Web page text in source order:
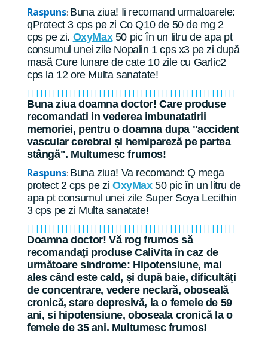
Raspuns: Buna ziua! Ii recomand urmatoarele:
qProtect 3 cps pe zi Co Q10 de 50 de mg 2
cps pe zi. OxyMax50 pic în un litru de apa pt
consumul unei zile Nopalin 1 cps x3 pe zi după
masă Cure lunare de cate 10 zile cu Garlic2
cps la 12 ore Multa sanatate!
||||||||||||||||||||||||||||||||||||||||||||||||||
Buna ziua doamna doctor! Care produse
recomandati in vederea imbunatatirii
memoriei, pentru o doamna dupa "accident
vascular cerebral și hemipareză pe partea
stângă". Multumesc frumos!
Raspuns: Buna ziua! Va recomand: Q mega
protect 2 cps pe zi OxyMax50 pic în un litru de
apa pt consumul unei zile Super Soya Lecithin
3 cps pe zi Multa sanatate!
||||||||||||||||||||||||||||||||||||||||||||||||||
Doamna doctor! Vă rog frumos să
recomandați produse CaliVita în caz de
următoare sindrome: Hipotensiune, mai
ales când este cald, și după baie, dificultăți
de concentrare, vedere neclară, oboseală
cronică, stare depresivă, la o femeie de 59
ani, si hipotensiune, oboseala cronică la o
femeie de 35 ani. Multumesc frumos!